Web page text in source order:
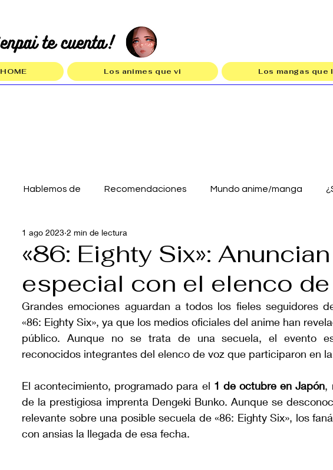
HOME Los animes que vi Los mangas que
Hablemos de Recomendaciones Mundo anime/manga
«86: Eighty Six»:
especial con el elenco
1 ago 2023 2 min de lectura
Grandes emociones aguardan a todos los fieles seguidores
«86: Eighty Six», ya que los medios oficiales del anime han
público. Aunque no se trata de una secuela, el evento
reconocidos integrantes del elenco de voz que participaron en
El acontecimiento, programado para el 1 de octubre en Japón,
de la prestigiosa imprenta Dengeki Bunko. Aunque se
relevante sobre una posible secuela de «86: Eighty Six», los
con ansias la llegada de esa fecha.